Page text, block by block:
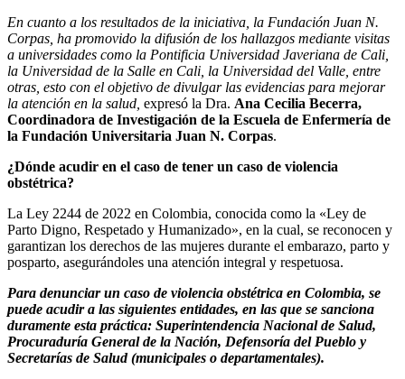
En cuanto a los resultados de la iniciativa, la Fundación Juan N.
Corpas, ha promovido la difusión de los hallazgos mediante visitas
a universidades como la Pontificia Universidad Javeriana de Cali,
la Universidad de la Salle en Cali, la Universidad del Valle, entre
otras, esto con el objetivo de divulgar las evidencias para mejorar
la atención en la salud, expresó la Dra. Ana Cecilia Becerra,
Coordinadora de Investigación de la Escuela de Enfermería de
la Fundación Universitaria Juan N. Corpas.
¿Dónde acudir en el caso de tener un caso de violencia
obstétrica?
La Ley 2244 de 2022 en Colombia, conocida como la «Ley de
Parto Digno, Respetado y Humanizado», en la cual, se reconocen y
garantizan los derechos de las mujeres durante el embarazo, parto y
posparto, asegurándoles una atención integral y respetuosa.
Para denunciar un caso de violencia obstétrica en Colombia, se
puede acudir a las siguientes entidades, en las que se sanciona
duramente esta práctica: Superintendencia Nacional de Salud,
Procuraduría General de la Nación, Defensoría del Pueblo y
Secretarías de Salud (municipales o departamentales).